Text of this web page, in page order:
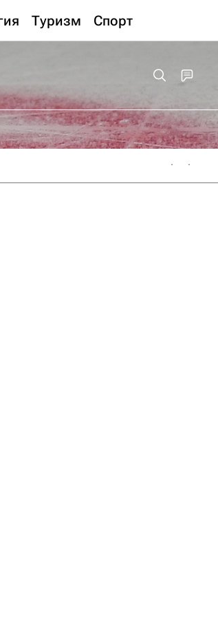
Туризм Спорт